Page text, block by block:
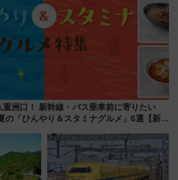
洲口！ 新幹線・バス乗車前に寄りたい
の「ひんやり＆スタミナグルメ」6選【新店